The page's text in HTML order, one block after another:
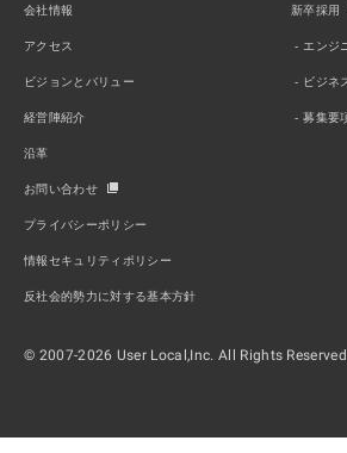
© 2007-2026 User Local,Inc. All Rights Reserved.
会社情報
アクセス
ビジョンとバリュー
経営陣紹介
沿革
お問い合わせ
プライバシーポリシー
情報セキュリティポリシー
反社会的勢力に対する基本方針
新卒採用
エンジ
ビジネ
募集要